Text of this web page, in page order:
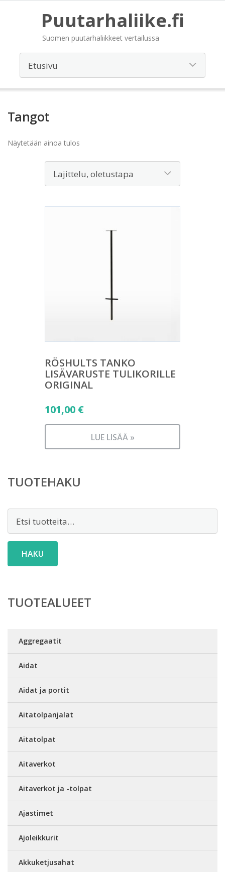
Puutarhaliike.fi
Suomen puutarhaliikkeet vertailussa
Tangot
Näytetään ainoa tulos
RÖSHULTS TANKO
LISÄVARUSTE TULIKORILLE
ORIGINAL
101,00 €
LUE LISÄÄ »
TUOTEHAKU
HAKU
TUOTEALUEET
Aggregaatit
Aidat
Aidat ja portit
Aitatolpanjalat
Aitatolpat
Aitaverkot
Aitaverkot ja -tolpat
Ajastimet
Ajoleikkurit
Akkuketjusahat